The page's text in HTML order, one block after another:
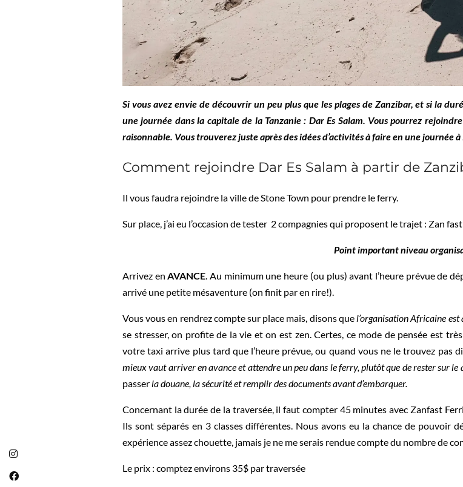
Si vous avez envie de découvrir un peu plus que les plages de Zanzibar, et si la
une journée dans la capitale de la Tanzanie : Dar Es Salam. Vous pourrez
raisonnable. Vous trouverez juste après des idées d’activités à faire en une journée à
Comment rejoindre Dar Es Salam à partir de
Il vous faudra rejoindre la ville de Stone Town pour prendre le ferry.
Sur place, j’ai eu l’occasion de tester 2 compagnies qui proposent le trajet : Zan
Point important niveau
Arrivez enAVANCE. Au minimum une heure (ou plus) avant l’heure prévue de
arrivé une petite mésaventure (on finit par en rire!).
Vous vous en rendrez compte sur place mais, disons quel’organisation Africaine est
se stresser, on profite de la vie et on est zen. Certes, ce mode de pensée est
votre taxi arrive plus tard que l’heure prévue, ou quand vous ne le trouvez pas
mieux vaut arriver en avance et attendre un peu dans le ferry, plutôt que de rester sur le
passerla douane, la sécurité et remplir des documents avant d’embarquer.
Concernant la durée de la traversée, il faut compter 45 minutes avec Zanfast
Ils sont séparés en 3 classes différentes. Nous avons eu la chance de pouvoir
expérience assez chouette, jamais je ne me serais rendue compte du nombre de
Le prix : comptez environs 35$ par traversée